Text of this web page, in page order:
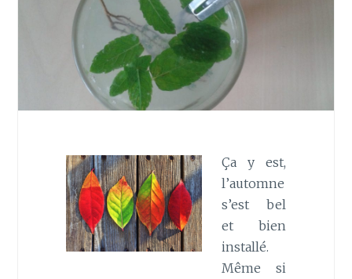
Ça y est,
l’automne
s’est bel
et bien
installé.
Même si